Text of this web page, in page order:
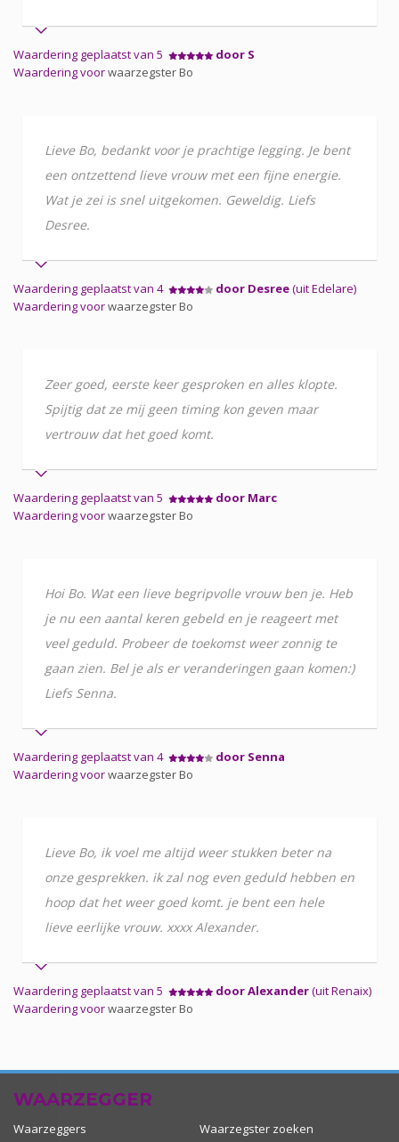
Waardering geplaatst van 5
door S
Waardering voorwaarzegster Bo
Lieve Bo, bedankt voor je prachtige legging. Je bent
een ontzettend lieve vrouw met een fijne energie.
Wat je zei is snel uitgekomen. Geweldig. Liefs
Desree.
Waardering geplaatst van 4 door Desree(uit Edelare)
Waardering voorwaarzegster Bo
Zeer goed, eerste keer gesproken en alles klopte.
Spijtig dat ze mij geen timing kon geven maar
vertrouw dat het goed komt.
Waardering geplaatst van 5
door Marc
Waardering voorwaarzegster Bo
Hoi Bo. Wat een lieve begripvolle vrouw ben je. Heb
je nu een aantal keren gebeld en je reageert met
veel geduld. Probeer de toekomst weer zonnig te
gaan zien. Bel je als er veranderingen gaan komen:)
Liefs Senna.
Waardering geplaatst van 4
door Senna
Waardering voorwaarzegster Bo
Lieve Bo, ik voel me altijd weer stukken beter na
onze gesprekken. ik zal nog even geduld hebben en
hoop dat het weer goed komt. je bent een hele
lieve eerlijke vrouw. xxxx Alexander.
Waardering geplaatst van 5 door Alexander(uit Renaix)
Waardering voorwaarzegster Bo
WAARZEGGER
Waarzeggers
Waarzegster zoeken